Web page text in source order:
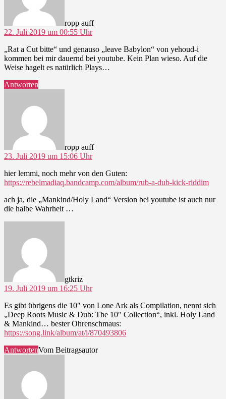
ropp auff
22. Juli 2019 um 00:55 Uhr
„Rat a Cut bitte“ und genauso „leave Babylon“ von yehoud-i
kommen bei mir dauernd bei youtube. Kein Plan wieso. Auf die
Weise hagelt es natürlich Plays…
Antworten
ropp auff
23. Juli 2019 um 15:06 Uhr
hier lemmi, noch mehr von den Guten:
https://rebelmadiaq.bandcamp.com/album/rub-a-dub-kick-riddim
ach ja, die „Mankind/Holy Land“ Version bei youtube ist auch nur
die halbe Wahrheit …
gtkriz
19. Juli 2019 um 16:25 Uhr
Es gibt übrigens die 10″ von Lone Ark als Compilation, nennt sich
„Deep Roots Music & Dub: The 10″ Collection“, inkl. Holy Land
& Mankind… bester Ohrenschmaus:
https://song.link/album/at/i/870493806
AntwortenVom Beitragsautor